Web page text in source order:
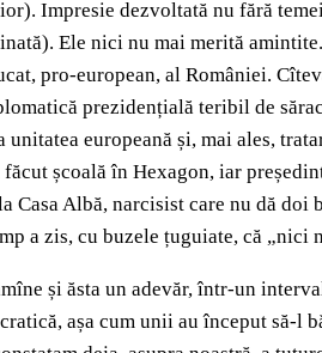
Impresie dezvoltată nu fără
Ele nici nu mai merită
pro-european, al României.
prezidențială teribil de
europeană și, mai ales,
școală în Hexagon, iar
Albă, narcisist care nu dă
a zis, cu buzele țuguiate, că „nici
și ăsta un adevăr, într-un
așa cum unii au început să-